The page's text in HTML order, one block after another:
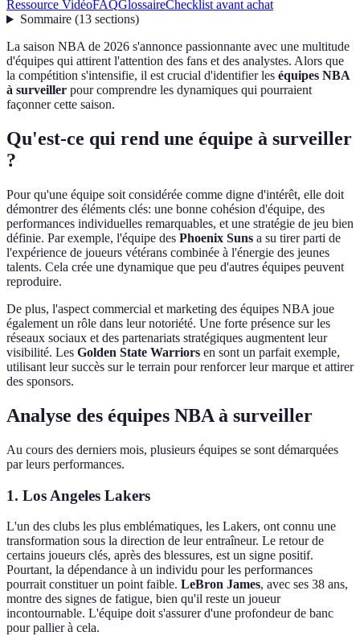
Ressource VidéoFAQGlossaireChecklist avant achat
Sommaire(13 sections)
La saison NBA de 2026 s'annonce passionnante avec une multitude
d'équipes qui attirent l'attention des fans et des analystes. Alors que
la compétition s'intensifie, il est crucial d'identifier les équipes NBA
à surveiller pour comprendre les dynamiques qui pourraient
façonner cette saison.
Qu'est-ce qui rend une équipe à surveiller
?
Pour qu'une équipe soit considérée comme digne d'intérêt, elle doit
démontrer des éléments clés: une bonne cohésion d'équipe, des
performances individuelles remarquables, et une stratégie de jeu bien
définie. Par exemple, l'équipe des Phoenix Suns a su tirer parti de
l'expérience de joueurs vétérans combinée à l'énergie des jeunes
talents. Cela crée une dynamique que peu d'autres équipes peuvent
reproduire.
De plus, l'aspect commercial et marketing des équipes NBA joue
également un rôle dans leur notoriété. Une forte présence sur les
réseaux sociaux et des partenariats stratégiques augmentent leur
visibilité. Les Golden State Warriors en sont un parfait exemple,
utilisant leur succès sur le terrain pour renforcer leur marque et attirer
des sponsors.
Analyse des équipes NBA à surveiller
Au cours des derniers mois, plusieurs équipes se sont démarquées
par leurs performances.
1. Los Angeles Lakers
L'un des clubs les plus emblématiques, les Lakers, ont connu une
transformation sous la direction de leur entraîneur. Le retour de
certains joueurs clés, après des blessures, est un signe positif.
Pourtant, la dépendance à un individu pour les performances
pourrait constituer un point faible. LeBron James, avec ses 38 ans,
montre des signes de fatigue, bien qu'il reste un joueur
incontournable. L'équipe doit s'assurer d'une profondeur de banc
pour pallier à cela.